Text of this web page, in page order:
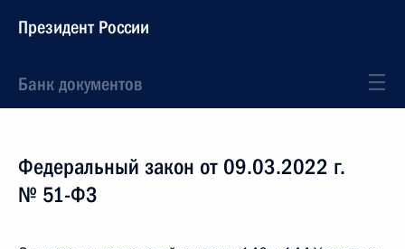
Президент России
Банк документов
Федеральный закон от 09.03.2022 г.
№ 51-ФЗ